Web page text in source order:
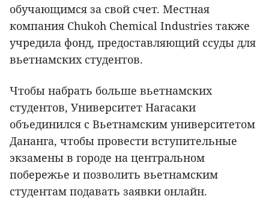
обучающимся за свой счет. Местная
компания Chukoh Chemical Industries также
учредила фонд, предоставляющий ссуды для
вьетнамских студентов.
Чтобы набрать больше вьетнамских
студентов, Университет Нагасаки
объединился с Вьетнамским университетом
Дананга, чтобы провести вступительные
экзамены в городе на центральном
побережье и позволить вьетнамским
студентам подавать заявки онлайн.